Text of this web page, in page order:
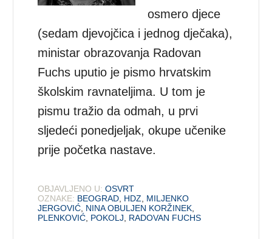
osmero djece
(sedam djevojčica i jednog dječaka),
ministar obrazovanja Radovan
Fuchs uputio je pismo hrvatskim
školskim ravnateljima. U tom je
pismu tražio da odmah, u prvi
sljedeći ponedjeljak, okupe učenike
prije početka nastave.
OBJAVLJENO U: OSVRT
OZNAKE: BEOGRAD HDZ
MILJENKO
JERGOVIĆ NINA OBULJEN KORŽINEK
PLENKOVIĆ POKOLJ RADOVAN FUCHS